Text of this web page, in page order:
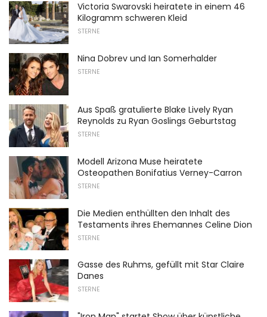
Victoria Swarovski heiratete in einem 46
Kilogramm schweren Kleid
STERNE
Nina Dobrev und Ian Somerhalder
STERNE
Aus Spaß gratulierte Blake Lively Ryan
Reynolds zu Ryan Goslings Geburtstag
STERNE
Modell Arizona Muse heiratete
Osteopathen Bonifatius Verney-Carron
STERNE
Die Medien enthüllten den Inhalt des
Testaments ihres Ehemannes Celine Dion
STERNE
Gasse des Ruhms, gefüllt mit Star Claire
Danes
STERNE